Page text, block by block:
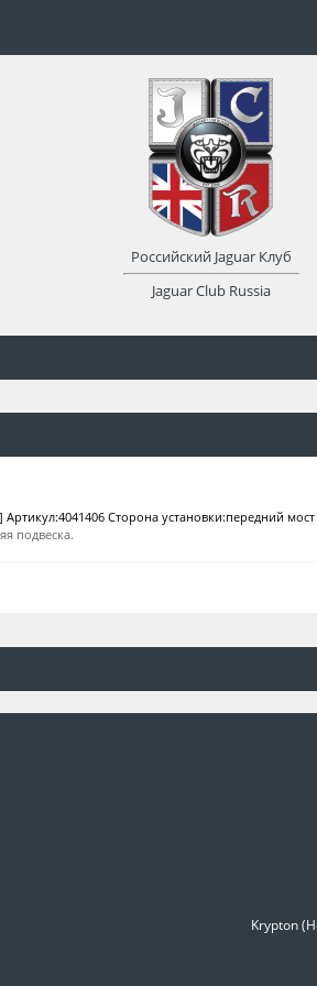
Сторона установки:передний
подвеска.
Российский Jaguar Клуб
Jaguar Club Russia
Krypton